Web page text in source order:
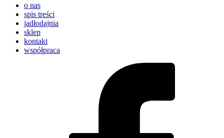
o nas
spis treści
jadłodajnia
sklep
kontakt
współpraca